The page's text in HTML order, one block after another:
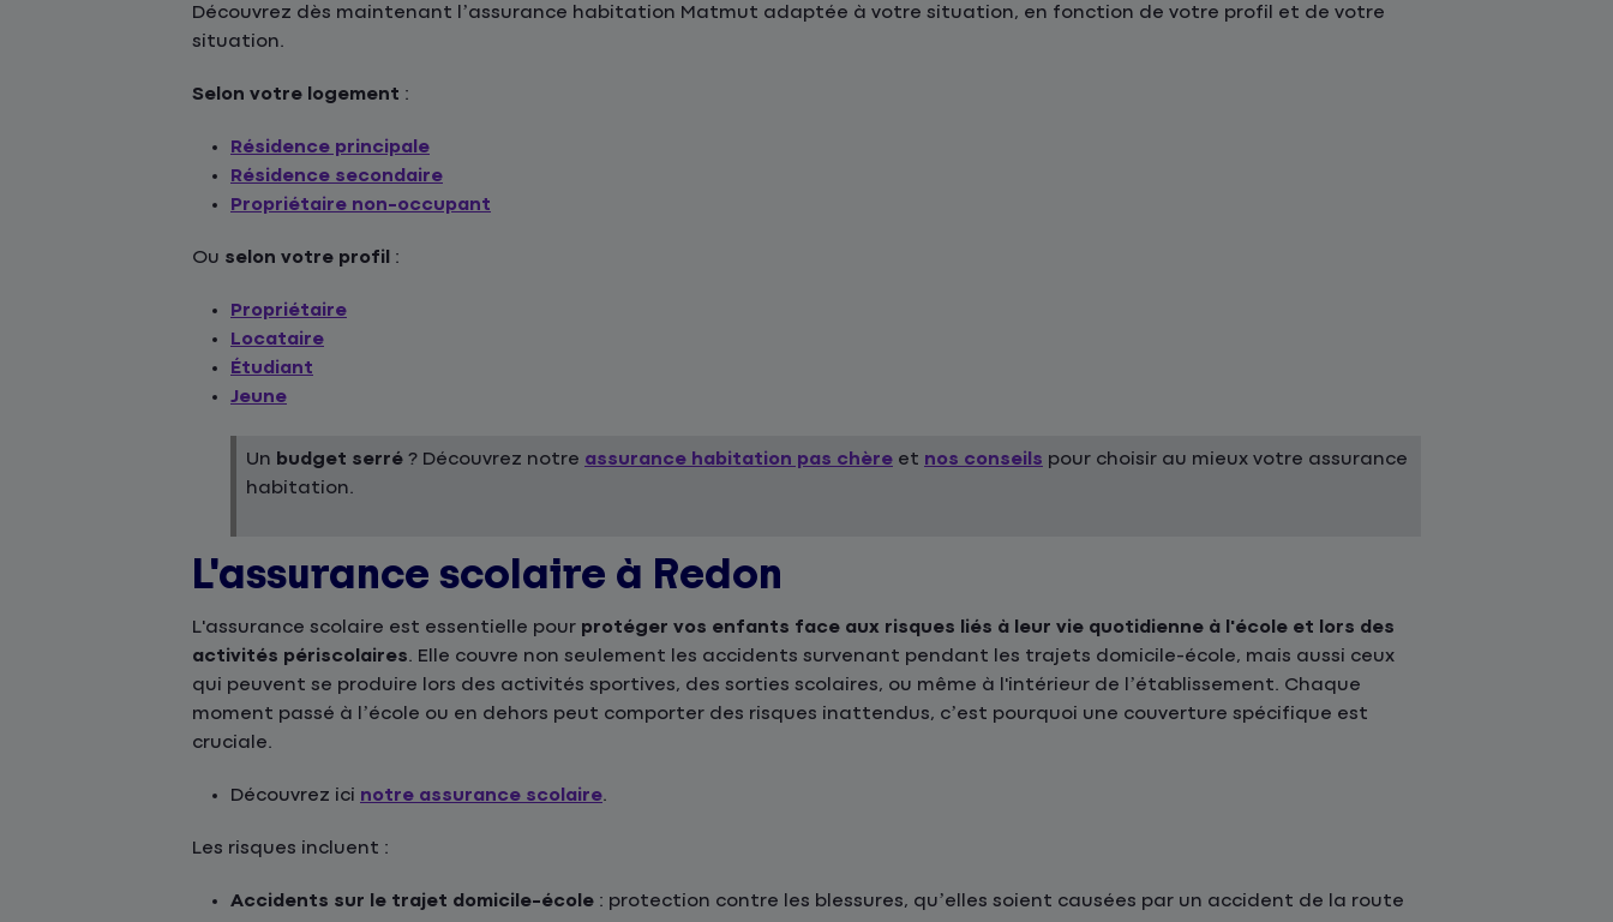
Découvrez dès maintenant l’assurance habitation Matmut adaptée à votre situation, en fonction de votre profil et de votre
situation.
Selon votre logement :
Résidence principale
Résidence secondaire
Propriétaire non-occupant
Ou selon votre profil :
Propriétaire
Locataire
Étudiant
Jeune
Un budget serré ? Découvrez notre assurance habitation pas chère et nos conseils pour choisir au mieux votre assurance
habitation.
L'assurance scolaire à Redon
L'assurance scolaire est essentielle pour protéger vos enfants face aux risques liés à leur vie quotidienne à l'école et lors des
activités périscolaires. Elle couvre non seulement les accidents survenant pendant les trajets domicile-école, mais aussi ceux
qui peuvent se produire lors des activités sportives, des sorties scolaires, ou même à l'intérieur de l’établissement. Chaque
moment passé à l’école ou en dehors peut comporter des risques inattendus, c’est pourquoi une couverture spécifique est
cruciale.
Découvrez ici notre assurance scolaire.
Les risques incluent :
Accidents sur le trajet domicile-école : protection contre les blessures, qu’elles soient causées par un accident de la route